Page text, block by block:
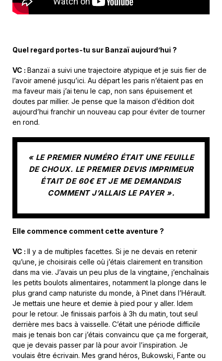
Quel regard portes-tu sur Banzaï aujourd’hui ?
VC : Banzaï a suivi une trajectoire atypique et je suis fier de
l’avoir amené jusqu’ici. Au départ les paris n’étaient pas en
ma faveur mais j’ai tenu le cap, non sans épuisement et
doutes par millier. Je pense que la maison d’édition doit
aujourd’hui franchir un nouveau cap pour éviter de tourner
en rond.
« LE PREMIER NUMÉRO ÉTAIT UNE FEUILLE
DE CHOUX. LE PREMIER DEVIS IMPRIMEUR
ÉTAIT DE 60€ ET JE ME DEMANDAIS
COMMENT J’ALLAIS LE PAYER ».
Elle commence comment cette aventure ?
VC : Il y a de multiples facettes. Si je ne devais en retenir
qu’une, je choisirais celle où j’étais clairement en transition
dans ma vie. J’avais un peu plus de la vingtaine, j’enchaînais
les petits boulots alimentaires, notamment la plonge dans le
plus grand camp naturiste du monde, à Pinet dans l’Hérault.
Je mettais une heure et demie à pied pour y aller. Idem
pour le retour. Je finissais parfois à 3h du matin, tout seul
derrière mes bacs à vaisselle. C’était une période difficile
mais je tenais bon car j’étais convaincu que ça me forgerait,
que je devais passer par là pour avoir l’inspiration. Je
voulais être écrivain. Mes grand héros, Bukowski, Fante ou